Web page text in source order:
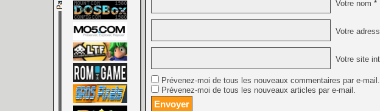
Votre nom *
Votre
Votre site
Prévenez-moi de tous les nouveaux commentaires par e-mail.
Prévenez-moi de tous les nouveaux articles par e-mail.